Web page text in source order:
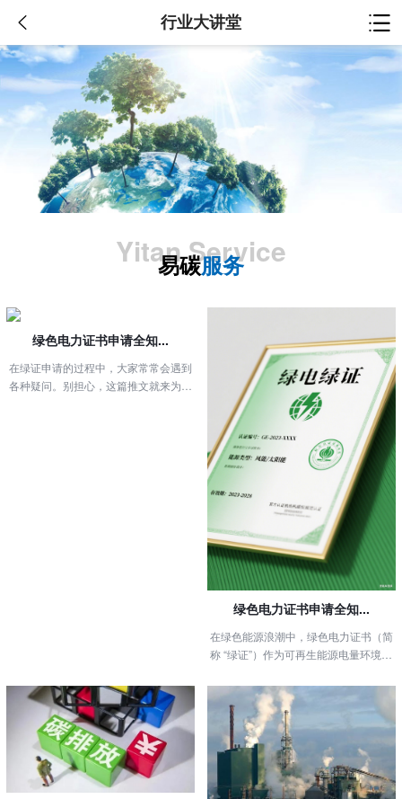
行业大讲堂
Yitan Service
易碳服务
绿色电力证书申请全知...
在绿证申请的过程中，大家常常会遇到
各种疑问。别担心，这篇推文就来为你
绿色电力证书申请全知...
在绿色能源浪潮中，绿色电力证书（简
称 “绿证”）作为可再生能源电量环境属